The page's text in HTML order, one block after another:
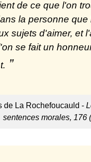
de ce que l'on
la personne que
sujets d'aimer, et
se fait un
de La Rochefoucauld -
sentences morales, 176